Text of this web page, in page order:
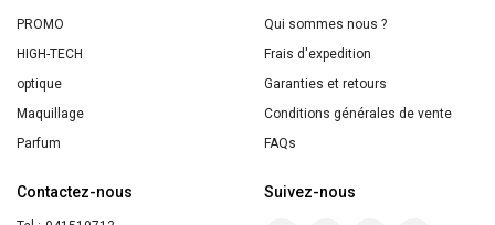
PROMO
HIGH-TECH
optique
Maquillage
Parfum
Qui sommes nous ?
Frais d'expedition
Garanties et retours
Conditions générales de vente
FAQs
Contactez-nous Suivez-nous